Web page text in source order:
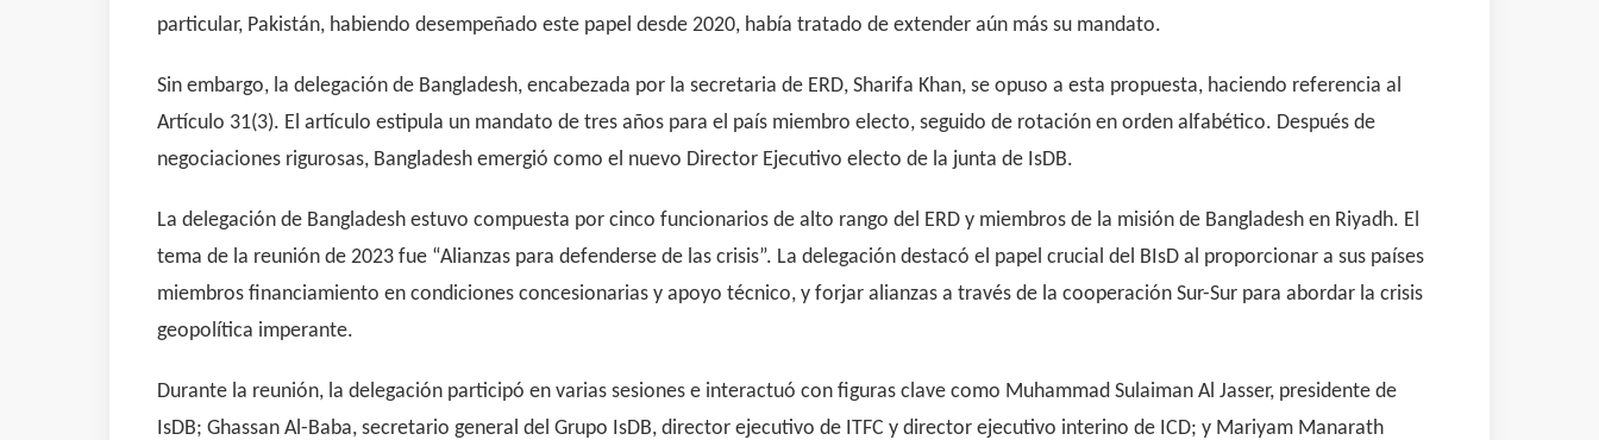
particular, Pakistán, habiendo desempeñado este papel desde 2020, había tratado de extender aún más su mandato.
Sin embargo, la delegación de Bangladesh, encabezada por la secretaria de ERD, Sharifa Khan, se opuso a esta propuesta, haciendo referencia al
Artículo 31(3). El artículo estipula un mandato de tres años para el país miembro electo, seguido de rotación en orden alfabético. Después de
negociaciones rigurosas, Bangladesh emergió como el nuevo Director Ejecutivo electo de la junta de IsDB.
La delegación de Bangladesh estuvo compuesta por cinco funcionarios de alto rango del ERD y miembros de la misión de Bangladesh en Riyadh. El
tema de la reunión de 2023 fue “Alianzas para defenderse de las crisis”. La delegación destacó el papel crucial del BIsD al proporcionar a sus países
miembros financiamiento en condiciones concesionarias y apoyo técnico, y forjar alianzas a través de la cooperación Sur-Sur para abordar la crisis
geopolítica imperante.
Durante la reunión, la delegación participó en varias sesiones e interactuó con figuras clave como Muhammad Sulaiman Al Jasser, presidente de
IsDB; Ghassan Al-Baba, secretario general del Grupo IsDB, director ejecutivo de ITFC y director ejecutivo interino de ICD; y Mariyam Manarath